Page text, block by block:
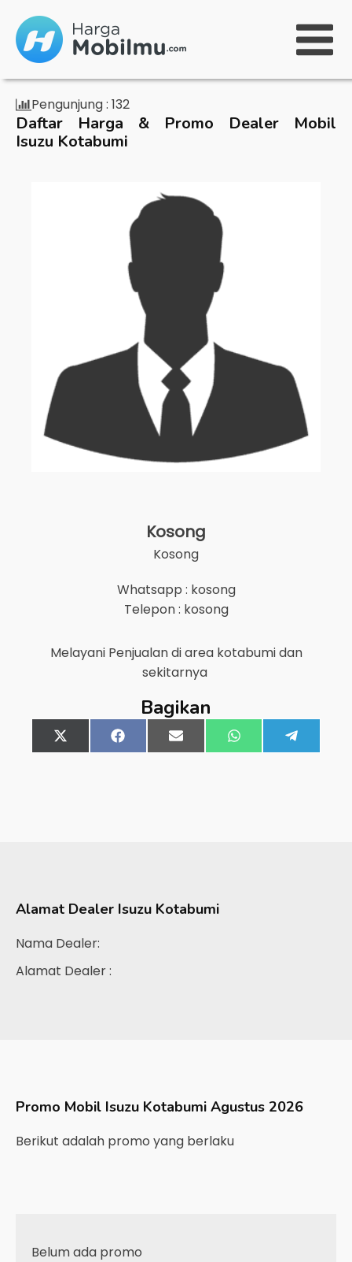
Pengunjung : 132
Daftar Harga & Promo Dealer Mobil
Isuzu Kotabumi
Kosong
Kosong
Whatsapp : kosong
Telepon : kosong
Melayani Penjualan di area kotabumidan
sekitarnya
Bagikan
Share
on
X
(Twitter)
Share
on
FacebookShare
on
Email Share
on
WhatsApp
on
Alamat Dealer Isuzu Kotabumi
Nama Dealer:
Alamat Dealer :
Promo Mobil Isuzu Kotabumi Agustus 2026
Berikut adalah promo yang berlaku
Belum ada promo